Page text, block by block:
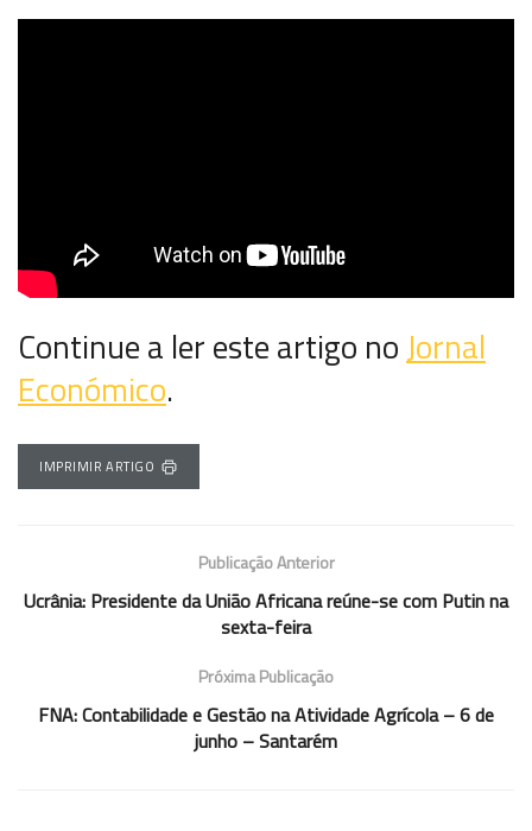
Continue a ler este artigo noJornal
Económico.
IMPRIMIR ARTIGO
Publicação Anterior
Ucrânia: Presidente da União Africana reúne-se com Putin na
sexta-feira
Próxima Publicação
FNA: Contabilidade e Gestão na Atividade Agrícola – 6 de
junho – Santarém